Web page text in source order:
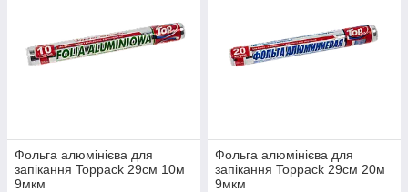
Фольга алюмінієва для
запікання Toppack 29см 10м
9мкм
Фольга алюмінієва для
запікання Toppack 29см 20м
9мкм